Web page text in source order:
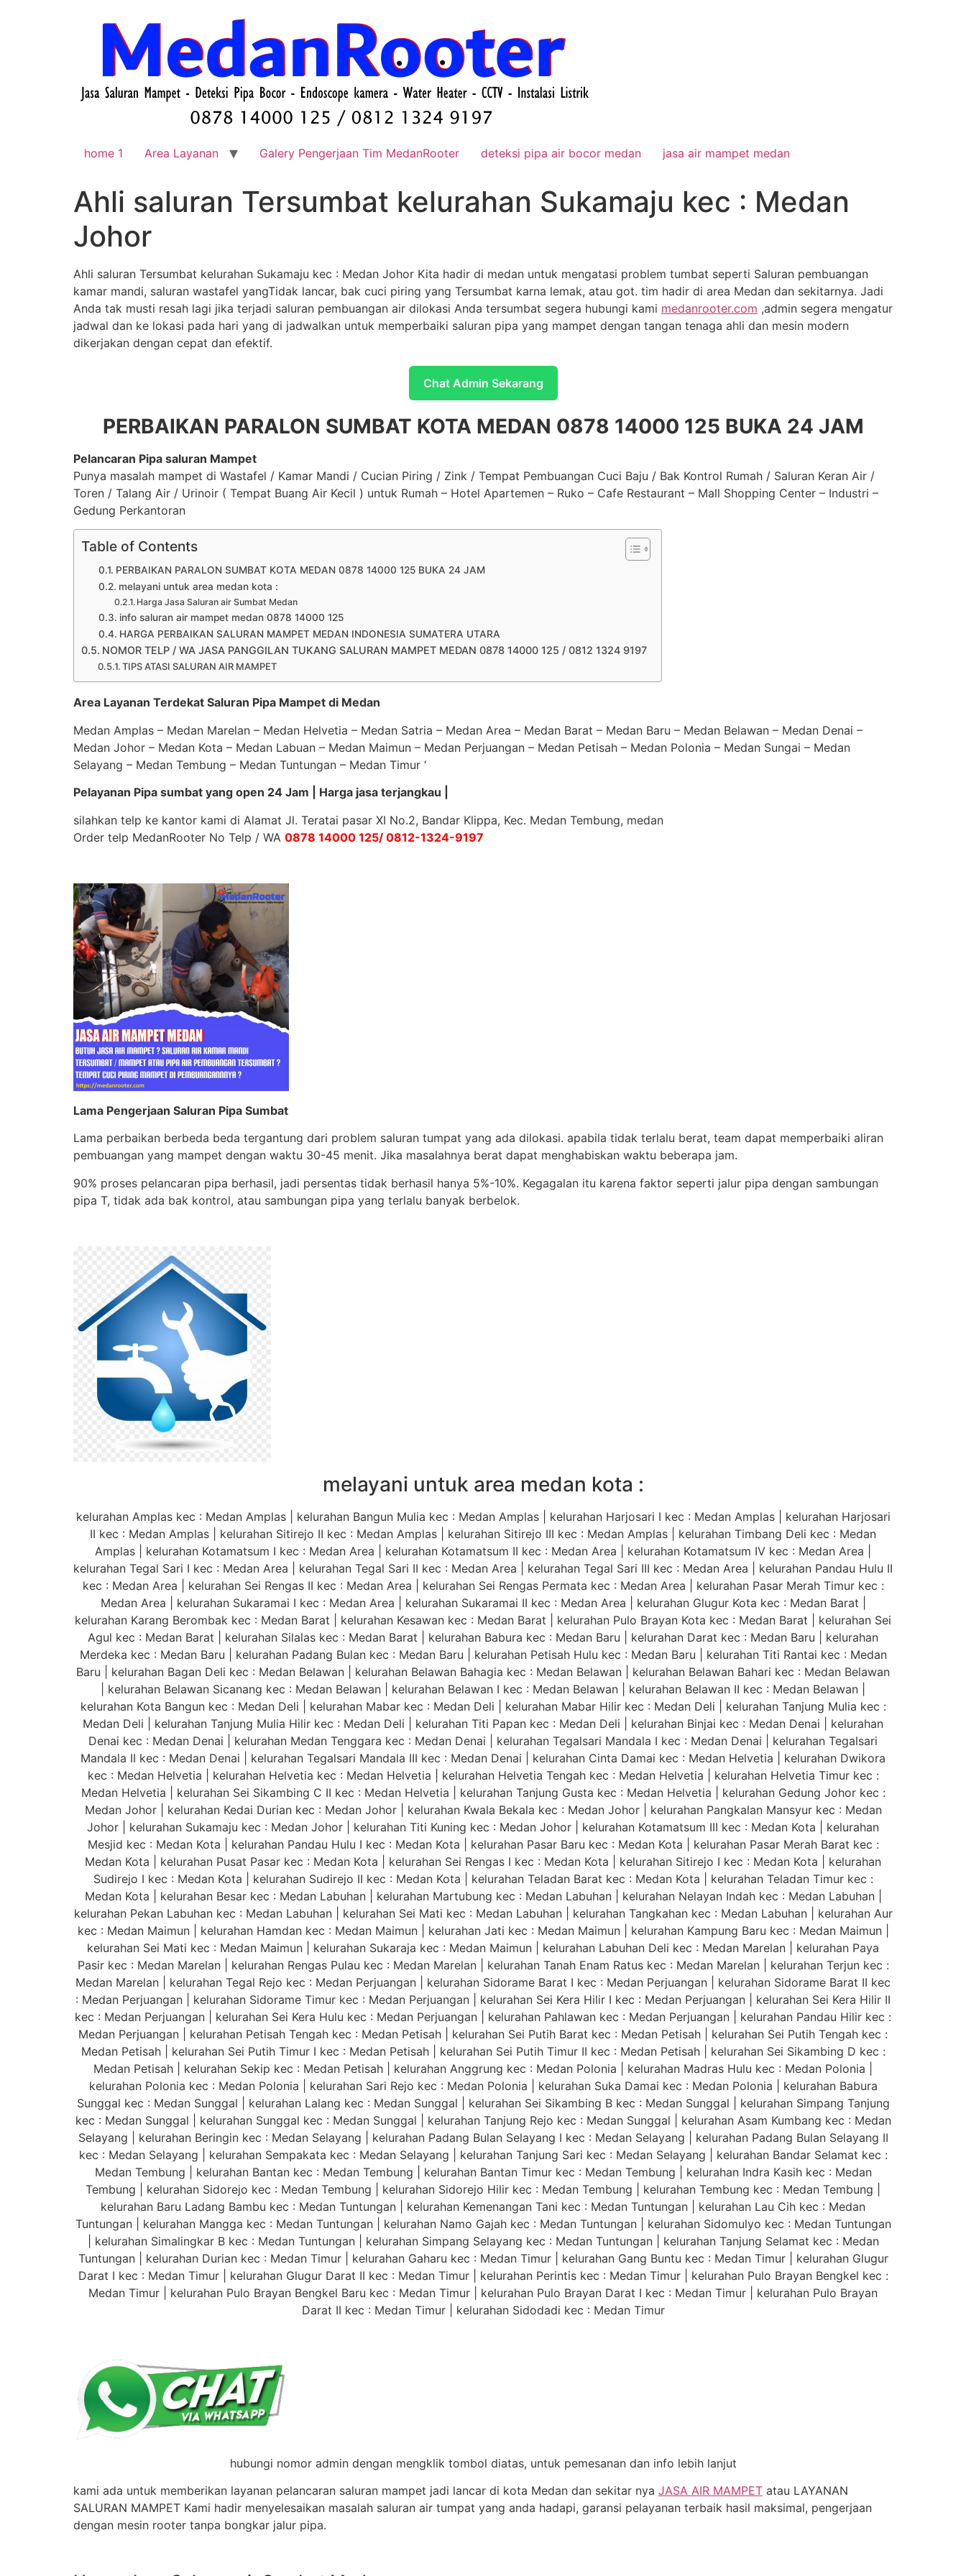
home 1 Area Layanan Galery Pengerjaan Tim MedanRooter deteksi pipa air bocor medan jasa air mampet medan
Ahli saluran Tersumbat kelurahan Sukamaju kec : Medan
Johor
Ahli saluran Tersumbat kelurahan Sukamaju kec : Medan Johor Kita hadir di medan untuk mengatasi problem tumbat seperti Saluran pembuangan
kamar mandi, saluran wastafel yangTidak lancar, bak cuci piring yang Tersumbat karna lemak, atau got. tim hadir di area Medan dan sekitarnya. Jadi
Anda tak musti resah lagi jika terjadi saluran pembuangan air dilokasi Anda tersumbat segera hubungi kami medanrooter.com ,admin segera mengatur
jadwal dan ke lokasi pada hari yang di jadwalkan untuk memperbaiki saluran pipa yang mampet dengan tangan tenaga ahli dan mesin modern
dikerjakan dengan cepat dan efektif.
Chat Admin Sekarang
PERBAIKAN PARALON SUMBAT KOTA MEDAN 0878 14000 125 BUKA 24 JAM
Pelancaran Pipa saluran Mampet
Punya masalah mampet di Wastafel / Kamar Mandi / Cucian Piring / Zink / Tempat Pembuangan Cuci Baju / Bak Kontrol Rumah / Saluran Keran Air /
Toren / Talang Air / Urinoir ( Tempat Buang Air Kecil ) untuk Rumah – Hotel Apartemen – Ruko – Cafe Restaurant – Mall Shopping Center – Industri –
Gedung Perkantoran
Table of Contents
PERBAIKAN PARALON SUMBAT KOTA MEDAN 0878 14000 125 BUKA 24 JAM
melayani untuk area medan kota :
Harga Jasa Saluran air Sumbat Medan
info saluran air mampet medan 0878 14000 125
HARGA PERBAIKAN SALURAN MAMPET MEDAN INDONESIA SUMATERA UTARA
NOMOR TELP / WA JASA PANGGILAN TUKANG SALURAN MAMPET MEDAN 0878 14000 125 / 0812 1324 9197
TIPS ATASI SALURAN AIR MAMPET
Area Layanan Terdekat Saluran Pipa Mampet di Medan
Medan Amplas – Medan Marelan – Medan Helvetia – Medan Satria – Medan Area – Medan Barat – Medan Baru – Medan Belawan – Medan Denai –
Medan Johor – Medan Kota – Medan Labuan – Medan Maimun – Medan Perjuangan – Medan Petisah – Medan Polonia – Medan Sungai – Medan
Selayang – Medan Tembung – Medan Tuntungan – Medan Timur ‘
Pelayanan Pipa sumbat yang open 24 Jam | Harga jasa terjangkau |
silahkan telp ke kantor kami di Alamat Jl. Teratai pasar XI No.2, Bandar Klippa, Kec. Medan Tembung, medan
Order telp MedanRooter No Telp / WA 0878 14000 125/ 0812-1324-9197
Lama Pengerjaan Saluran Pipa Sumbat
Lama perbaikan berbeda beda tergantung dari problem saluran tumpat yang ada dilokasi. apabila tidak terlalu berat, team dapat memperbaiki aliran
pembuangan yang mampet dengan waktu 30-45 menit. Jika masalahnya berat dapat menghabiskan waktu beberapa jam.
90% proses pelancaran pipa berhasil, jadi persentas tidak berhasil hanya 5%-10%. Kegagalan itu karena faktor seperti jalur pipa dengan sambungan
pipa T, tidak ada bak kontrol, atau sambungan pipa yang terlalu banyak berbelok.
melayani untuk area medan kota :
kelurahan Amplas kec : Medan Amplas | kelurahan Bangun Mulia kec : Medan Amplas | kelurahan Harjosari I kec : Medan Amplas | kelurahan Harjosari
II kec : Medan Amplas | kelurahan Sitirejo II kec : Medan Amplas | kelurahan Sitirejo III kec : Medan Amplas | kelurahan Timbang Deli kec : Medan
Amplas | kelurahan Kotamatsum I kec : Medan Area | kelurahan Kotamatsum II kec : Medan Area | kelurahan Kotamatsum IV kec : Medan Area |
kelurahan Tegal Sari I kec : Medan Area | kelurahan Tegal Sari II kec : Medan Area | kelurahan Tegal Sari III kec : Medan Area | kelurahan Pandau Hulu II
kec : Medan Area | kelurahan Sei Rengas II kec : Medan Area | kelurahan Sei Rengas Permata kec : Medan Area | kelurahan Pasar Merah Timur kec :
Medan Area | kelurahan Sukaramai I kec : Medan Area | kelurahan Sukaramai II kec : Medan Area | kelurahan Glugur Kota kec : Medan Barat |
kelurahan Karang Berombak kec : Medan Barat | kelurahan Kesawan kec : Medan Barat | kelurahan Pulo Brayan Kota kec : Medan Barat | kelurahan Sei
Agul kec : Medan Barat | kelurahan Silalas kec : Medan Barat | kelurahan Babura kec : Medan Baru | kelurahan Darat kec : Medan Baru | kelurahan
Merdeka kec : Medan Baru | kelurahan Padang Bulan kec : Medan Baru | kelurahan Petisah Hulu kec : Medan Baru | kelurahan Titi Rantai kec : Medan
Baru | kelurahan Bagan Deli kec : Medan Belawan | kelurahan Belawan Bahagia kec : Medan Belawan | kelurahan Belawan Bahari kec : Medan Belawan
| kelurahan Belawan Sicanang kec : Medan Belawan | kelurahan Belawan I kec : Medan Belawan | kelurahan Belawan II kec : Medan Belawan |
kelurahan Kota Bangun kec : Medan Deli | kelurahan Mabar kec : Medan Deli | kelurahan Mabar Hilir kec : Medan Deli | kelurahan Tanjung Mulia kec :
Medan Deli | kelurahan Tanjung Mulia Hilir kec : Medan Deli | kelurahan Titi Papan kec : Medan Deli | kelurahan Binjai kec : Medan Denai | kelurahan
Denai kec : Medan Denai | kelurahan Medan Tenggara kec : Medan Denai | kelurahan Tegalsari Mandala I kec : Medan Denai | kelurahan Tegalsari
Mandala II kec : Medan Denai | kelurahan Tegalsari Mandala III kec : Medan Denai | kelurahan Cinta Damai kec : Medan Helvetia | kelurahan Dwikora
kec : Medan Helvetia | kelurahan Helvetia kec : Medan Helvetia | kelurahan Helvetia Tengah kec : Medan Helvetia | kelurahan Helvetia Timur kec :
Medan Helvetia | kelurahan Sei Sikambing C II kec : Medan Helvetia | kelurahan Tanjung Gusta kec : Medan Helvetia | kelurahan Gedung Johor kec :
Medan Johor | kelurahan Kedai Durian kec : Medan Johor | kelurahan Kwala Bekala kec : Medan Johor | kelurahan Pangkalan Mansyur kec : Medan
Johor | kelurahan Sukamaju kec : Medan Johor | kelurahan Titi Kuning kec : Medan Johor | kelurahan Kotamatsum III kec : Medan Kota | kelurahan
Mesjid kec : Medan Kota | kelurahan Pandau Hulu I kec : Medan Kota | kelurahan Pasar Baru kec : Medan Kota | kelurahan Pasar Merah Barat kec :
Medan Kota | kelurahan Pusat Pasar kec : Medan Kota | kelurahan Sei Rengas I kec : Medan Kota | kelurahan Sitirejo I kec : Medan Kota | kelurahan
Sudirejo I kec : Medan Kota | kelurahan Sudirejo II kec : Medan Kota | kelurahan Teladan Barat kec : Medan Kota | kelurahan Teladan Timur kec :
Medan Kota | kelurahan Besar kec : Medan Labuhan | kelurahan Martubung kec : Medan Labuhan | kelurahan Nelayan Indah kec : Medan Labuhan |
kelurahan Pekan Labuhan kec : Medan Labuhan | kelurahan Sei Mati kec : Medan Labuhan | kelurahan Tangkahan kec : Medan Labuhan | kelurahan Aur
kec : Medan Maimun | kelurahan Hamdan kec : Medan Maimun | kelurahan Jati kec : Medan Maimun | kelurahan Kampung Baru kec : Medan Maimun |
kelurahan Sei Mati kec : Medan Maimun | kelurahan Sukaraja kec : Medan Maimun | kelurahan Labuhan Deli kec : Medan Marelan | kelurahan Paya
Pasir kec : Medan Marelan | kelurahan Rengas Pulau kec : Medan Marelan | kelurahan Tanah Enam Ratus kec : Medan Marelan | kelurahan Terjun kec :
Medan Marelan | kelurahan Tegal Rejo kec : Medan Perjuangan | kelurahan Sidorame Barat I kec : Medan Perjuangan | kelurahan Sidorame Barat II kec
: Medan Perjuangan | kelurahan Sidorame Timur kec : Medan Perjuangan | kelurahan Sei Kera Hilir I kec : Medan Perjuangan | kelurahan Sei Kera Hilir II
kec : Medan Perjuangan | kelurahan Sei Kera Hulu kec : Medan Perjuangan | kelurahan Pahlawan kec : Medan Perjuangan | kelurahan Pandau Hilir kec :
Medan Perjuangan | kelurahan Petisah Tengah kec : Medan Petisah | kelurahan Sei Putih Barat kec : Medan Petisah | kelurahan Sei Putih Tengah kec :
Medan Petisah | kelurahan Sei Putih Timur I kec : Medan Petisah | kelurahan Sei Putih Timur II kec : Medan Petisah | kelurahan Sei Sikambing D kec :
Medan Petisah | kelurahan Sekip kec : Medan Petisah | kelurahan Anggrung kec : Medan Polonia | kelurahan Madras Hulu kec : Medan Polonia |
kelurahan Polonia kec : Medan Polonia | kelurahan Sari Rejo kec : Medan Polonia | kelurahan Suka Damai kec : Medan Polonia | kelurahan Babura
Sunggal kec : Medan Sunggal | kelurahan Lalang kec : Medan Sunggal | kelurahan Sei Sikambing B kec : Medan Sunggal | kelurahan Simpang Tanjung
kec : Medan Sunggal | kelurahan Sunggal kec : Medan Sunggal | kelurahan Tanjung Rejo kec : Medan Sunggal | kelurahan Asam Kumbang kec : Medan
Selayang | kelurahan Beringin kec : Medan Selayang | kelurahan Padang Bulan Selayang I kec : Medan Selayang | kelurahan Padang Bulan Selayang II
kec : Medan Selayang | kelurahan Sempakata kec : Medan Selayang | kelurahan Tanjung Sari kec : Medan Selayang | kelurahan Bandar Selamat kec :
Medan Tembung | kelurahan Bantan kec : Medan Tembung | kelurahan Bantan Timur kec : Medan Tembung | kelurahan Indra Kasih kec : Medan
Tembung | kelurahan Sidorejo kec : Medan Tembung | kelurahan Sidorejo Hilir kec : Medan Tembung | kelurahan Tembung kec : Medan Tembung |
kelurahan Baru Ladang Bambu kec : Medan Tuntungan | kelurahan Kemenangan Tani kec : Medan Tuntungan | kelurahan Lau Cih kec : Medan
Tuntungan | kelurahan Mangga kec : Medan Tuntungan | kelurahan Namo Gajah kec : Medan Tuntungan | kelurahan Sidomulyo kec : Medan Tuntungan
| kelurahan Simalingkar B kec : Medan Tuntungan | kelurahan Simpang Selayang kec : Medan Tuntungan | kelurahan Tanjung Selamat kec : Medan
Tuntungan | kelurahan Durian kec : Medan Timur | kelurahan Gaharu kec : Medan Timur | kelurahan Gang Buntu kec : Medan Timur | kelurahan Glugur
Darat I kec : Medan Timur | kelurahan Glugur Darat II kec : Medan Timur | kelurahan Perintis kec : Medan Timur | kelurahan Pulo Brayan Bengkel kec :
Medan Timur | kelurahan Pulo Brayan Bengkel Baru kec : Medan Timur | kelurahan Pulo Brayan Darat I kec : Medan Timur | kelurahan Pulo Brayan
Darat II kec : Medan Timur | kelurahan Sidodadi kec : Medan Timur
hubungi nomor admin dengan mengklik tombol diatas, untuk pemesanan dan info lebih lanjut
kami ada untuk memberikan layanan pelancaran saluran mampet jadi lancar di kota Medan dan sekitar nya JASA AIR MAMPET atau LAYANAN
SALURAN MAMPET Kami hadir menyelesaikan masalah saluran air tumpat yang anda hadapi, garansi pelayanan terbaik hasil maksimal, pengerjaan
dengan mesin rooter tanpa bongkar jalur pipa.